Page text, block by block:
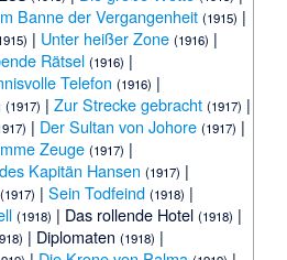
Banne der Vergangenheit (1915) |
| Unter heißer Zone (1916) |
Rätsel (1916) |
Telefon (1916) |
(1917) | Zur Strecke gebracht (1917) |
| Der Sultan von Johore (1917) |
Zeuge (1917) |
Kapitän Hansen (1917) |
(1917) | Sein Todfeind (1918) |
(1918) | Das rollende Hotel (1918) |
| Diplomaten (1918) |